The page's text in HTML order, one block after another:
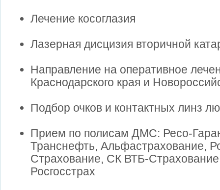
Лечение косоглазия
Лазерная дисцизия вторичной
Направление на оперативное
Краснодарского края и
Подбор очков и контактных линз
Прием по полисам ДМС: Ресо-
Транснефть, Альфастрахование,
Страхование, СК ВТБ-
Росгосстрах